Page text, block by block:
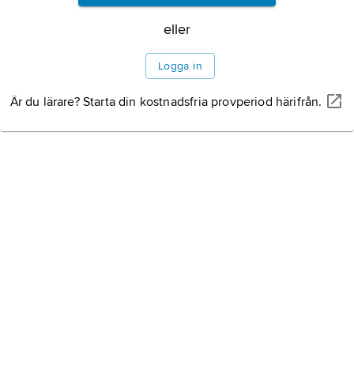
svenskens överanvändning av papper
blir svårare att förneka eller sätta i fråga.
Information om artikeln
eller
Logga in
Är du lärare? Starta din kostnadsfria provperiod härifrån.